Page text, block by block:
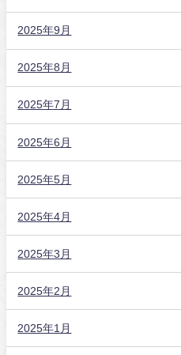
2025年9月
2025年8月
2025年7月
2025年6月
2025年5月
2025年4月
2025年3月
2025年2月
2025年1月